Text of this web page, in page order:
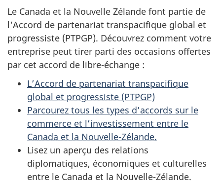
Le Canada et la Nouvelle Zélande font partie de
l'Accord de partenariat transpacifique global et
progressiste (PTPGP). Découvrez comment votre
entreprise peut tirer parti des occasions offertes
par cet accord de libre-échange :
L’Accord de partenariat transpacifique
global et progressiste (PTPGP)
Parcourez tous les types d’accords sur le
commerce et l’investissement entre le
Canada et la Nouvelle-Zélande.
Lisez un aperçu des relations
diplomatiques, économiques et culturelles
entre le Canada et la Nouvelle-Zélande.